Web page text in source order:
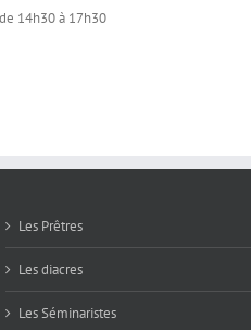
14h30 à 17h30
Les Prêtres
Les diacres
Les Séminaristes